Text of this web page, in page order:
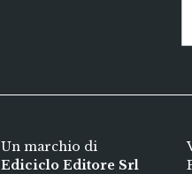
Un marchio di
Ediciclo Editore Srl